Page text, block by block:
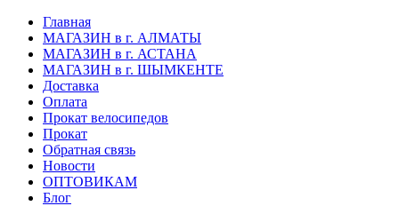
Главная
МАГАЗИН в г. АЛМАТЫ
МАГАЗИН в г. АСТАНА
МАГАЗИН в г. ШЫМКЕНТЕ
Доставка
Оплата
Прокат велосипедов
Прокат
Обратная связь
Новости
ОПТОВИКАМ
Блог